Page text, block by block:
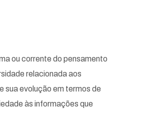
ou corrente do pensamento
relacionada aos
sua evolução em termos de
às informações que